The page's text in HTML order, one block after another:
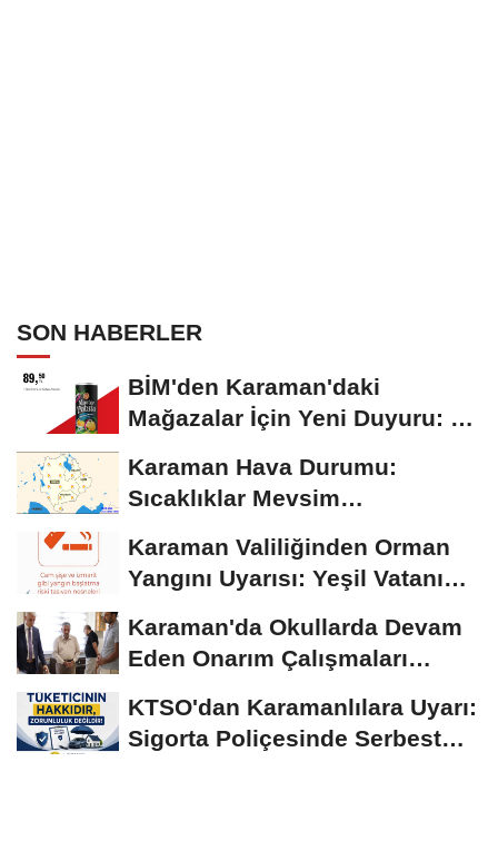
SON HABERLER
BİM'den Karaman'daki
Mağazalar İçin Yeni Duyuru: 11
Karaman Hava Durumu:
Sıcaklıklar Mevsim
Seyrediyor
Karaman Valiliğinden Orman
Yangını Uyarısı: Yeşil Vatanı
Karaman'da Okullarda Devam
Eden Onarım Çalışmaları
KTSO'dan Karamanlılara Uyarı:
Sigorta Poliçesinde Serbest